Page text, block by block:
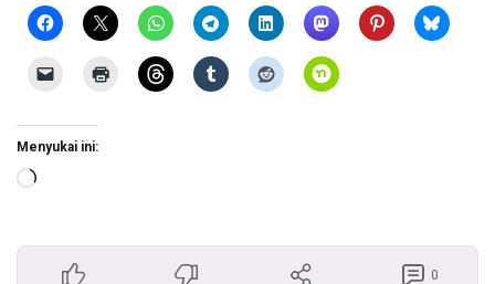
Menyukai ini:
Memuat...
0